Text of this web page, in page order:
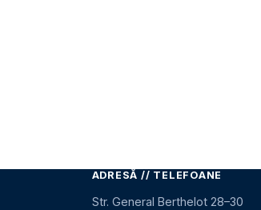
ADRESĂ // TELEFOANE
Str. General Berthelot 28–30